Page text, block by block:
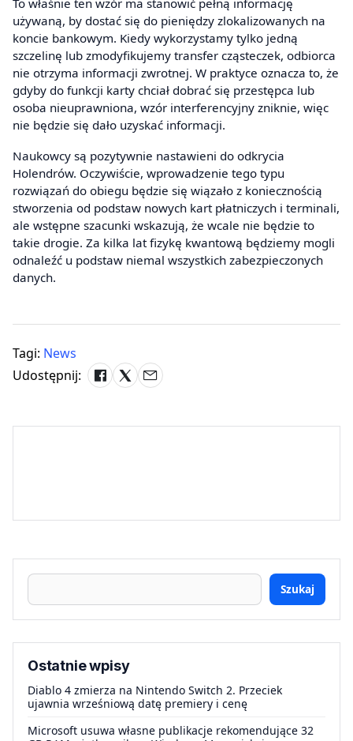
używaną, by dostać się do pieniędzy zlokalizowanych na
koncie bankowym. Kiedy wykorzystamy tylko jedną
szczelinę lub zmodyfikujemy transfer cząsteczek, odbiorca
nie otrzyma informacji zwrotnej. W praktyce oznacza to, że
gdyby do funkcji karty chciał dobrać się przestępca lub
osoba nieuprawniona, wzór interferencyjny zniknie, więc
nie będzie się dało uzyskać informacji.
Naukowcy są pozytywnie nastawieni do odkrycia
Holendrów. Oczywiście, wprowadzenie tego typu
rozwiązań do obiegu będzie się wiązało z koniecznością
stworzenia od podstaw nowych kart płatniczych i terminali,
ale wstępne szacunki wskazują, że wcale nie będzie to
takie drogie. Za kilka lat fizykę kwantową będziemy mogli
odnaleźć u podstaw niemal wszystkich zabezpieczonych
danych.
Tagi: News
Udostępnij:
Szukaj
Ostatnie wpisy
Diablo 4 zmierza na Nintendo Switch 2. Przeciek
ujawnia wrześniową datę premiery i cenę
Microsoft usuwa własne publikacje rekomendujące 32